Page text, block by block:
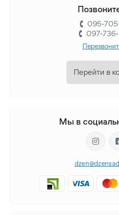
095-
097-
Перейти в
Мы в